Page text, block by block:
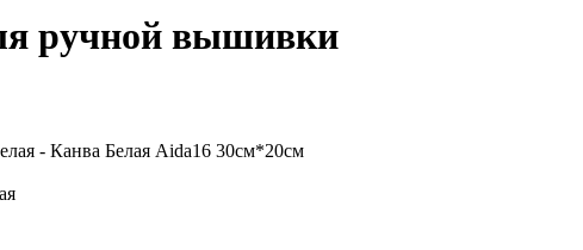
ручной вышивки